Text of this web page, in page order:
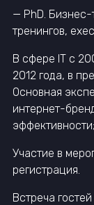
— PhD. Бизнес-
тренингов,
В сфере IT с
2012 года, в
Основная
интернет-
Участие в
регистрация.
Встреча